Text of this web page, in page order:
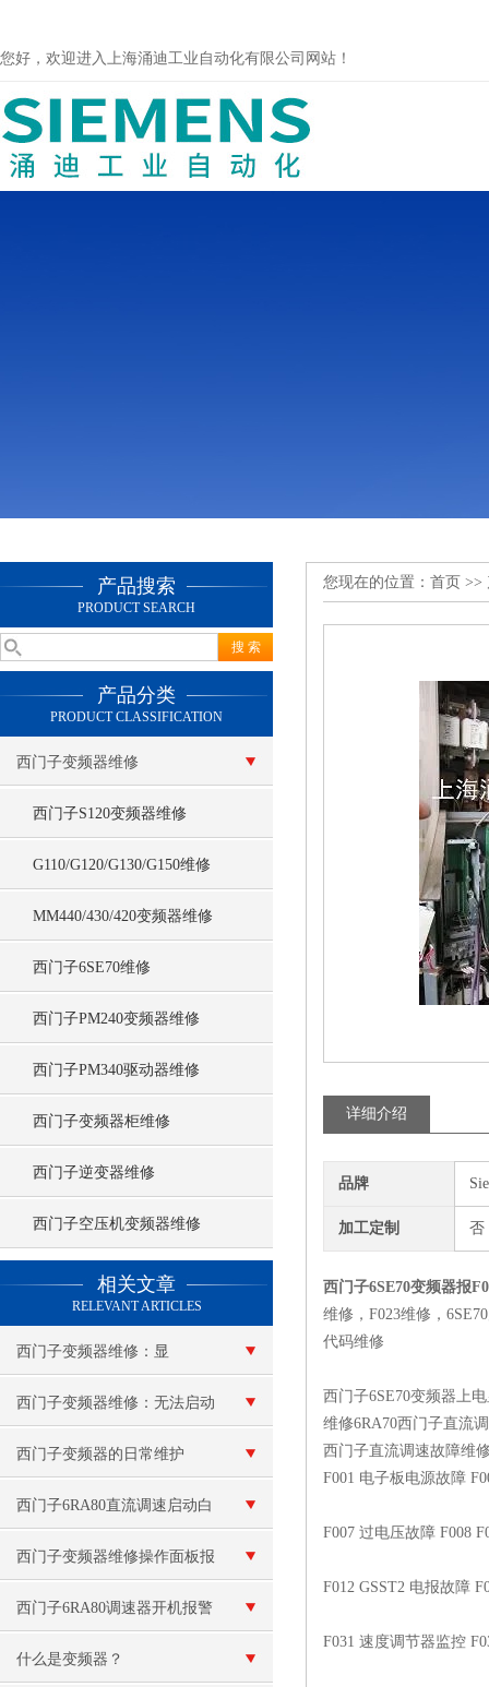
您好，欢迎进入上海涌迪工业自动化有限公司网站！
产品搜索
PRODUCT SEARCH
产品分类
PRODUCT CLASSIFICATION
西门子变频器维修
西门子S120变频器维修
G110/G120/G130/G150维修
MM440/430/420变频器维修
西门子6SE70维修
西门子PM240变频器维修
西门子PM340驱动器维修
西门子变频器柜维修
西门子逆变器维修
西门子空压机变频器维修
相关文章
RELEVANT ARTICLES
西门子变频器维修：显
示“e”报警
西门子变频器维修：无法启动
西门子变频器的日常维护
西门子6RA80直流调速启动白
屏故障维修（现场检测）
西门子变频器维修操作面板报
警“E”故障
西门子6RA80调速器开机报警
F60092故障原因分析
什么是变频器？
您现在的位置： 首页 >>
详细介绍
品牌
加工定制 否
西门子6SE70变频器报
维修，F023维修，
代码维修
西门子6SE70变频器上
维修6RA70西门子直流
西门子直流调速故障维
F001 电子板电源故障
F007 过电压故障 F008
F012 GSST2 电报故障
F031 速度调节器监控